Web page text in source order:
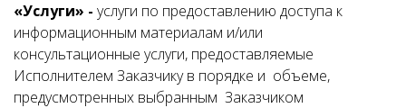
«Услуги» - услуги по предоставлению доступа к
информационным материалам и/или
консультационные услуги, предоставляемые
Исполнителем Заказчику в порядке и объеме,
предусмотренных выбранным Заказчиком